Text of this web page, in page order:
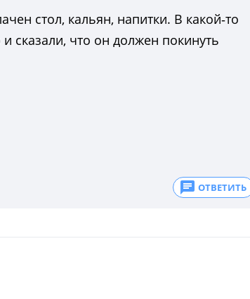
стол, кальян, напитки. В какой‑то
сказали, что он должен покинуть
ОТВЕТИТЬ